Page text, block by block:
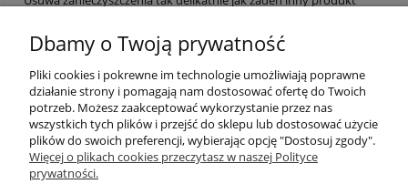
• Nie rysuje lakieru
• Nasiąka dużą ilością roztworu myjącego
• Wielkość 19cm x 29cm
Pomoc
Dbamy o Twoją prywatność
Pliki cookies i pokrewne im technologie umożliwiają poprawne
działanie strony i pomagają nam dostosować ofertę do Twoich
potrzeb. Możesz zaakceptować wykorzystanie przez nas
wszystkich tych plików i przejść do sklepu lub dostosować użycie
plików do swoich preferencji, wybierając opcję "Dostosuj zgody".
Więcej o plikach cookies przeczytasz w naszej Polityce
prywatności.